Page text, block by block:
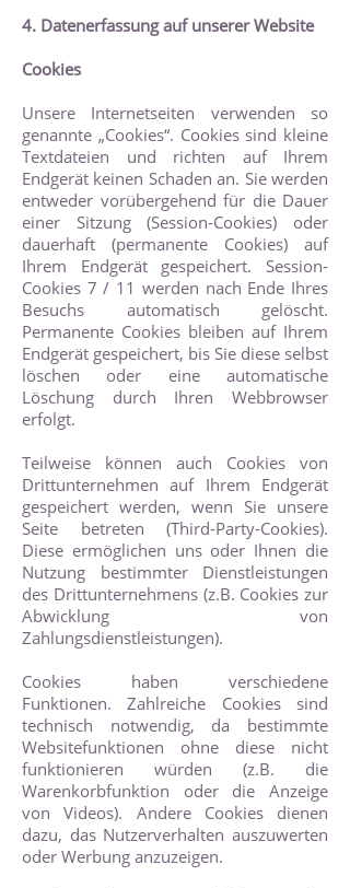
4. Datenerfassung auf unserer Website
Cookies
Unsere Internetseiten verwenden so
genannte „Cookies“. Cookies sind kleine
Textdateien und richten auf Ihrem
Endgerät keinen Schaden an. Sie werden
entweder vorübergehend für die Dauer
einer Sitzung (Session-Cookies) oder
dauerhaft (permanente Cookies) auf
Ihrem Endgerät gespeichert. Session-
Cookies 7 / 11 werden nach Ende Ihres
Besuchs automatisch gelöscht.
Permanente Cookies bleiben auf Ihrem
Endgerät gespeichert, bis Sie diese selbst
löschen oder eine automatische
Löschung durch Ihren Webbrowser
erfolgt.
Teilweise können auch Cookies von
Drittunternehmen auf Ihrem Endgerät
gespeichert werden, wenn Sie unsere
Seite betreten (Third-Party-Cookies).
Diese ermöglichen uns oder Ihnen die
Nutzung bestimmter Dienstleistungen
des Drittunternehmens (z.B. Cookies zur
Abwicklung von
Zahlungsdienstleistungen).
Cookies haben verschiedene
Funktionen. Zahlreiche Cookies sind
technisch notwendig, da bestimmte
Websitefunktionen ohne diese nicht
funktionieren würden (z.B. die
Warenkorbfunktion oder die Anzeige
von Videos). Andere Cookies dienen
dazu, das Nutzerverhalten auszuwerten
oder Werbung anzuzeigen.